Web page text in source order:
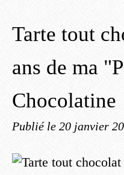
Tarte tout
ans de ma
Chocolatine
Publié le 20 janvier